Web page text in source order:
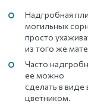
Надгробная
могильных
просто
из того же
Часто
ее можно
сделать в
цветником.